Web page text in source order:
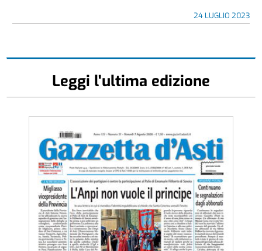
24 LUGLIO 2023
Leggi l'ultima edizione